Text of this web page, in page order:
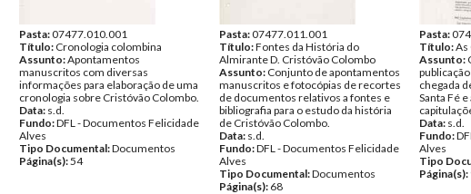
Pasta:07477.010.001
Título: Cronologia colombina
Assunto:Apontamentos
manuscritos com diversas
informações para elaboração de uma
cronologia sobre Cristóvão Colombo.
Data: s.d.
Fundo:DFL - Documentos Felicidade
Alves
Tipo Documental:Documentos
Página(s):54
Pasta:07477.011.001
Título:Fontes da História do
Almirante D. Cristóvão Colombo
Assunto: Conjunto de apontamentos
manuscritos e fotocópias de recortes
de documentos relativos a fontes e
bibliografia para o estudo da história
de Cristóvão Colombo.
Data: s.d.
Fundo:DFL - Documentos Felicidade
Alves
Tipo Documental:Documentos
Página(s): 68
Pasta:
Título:As
Assunto:
chegada
Santa Fé
Data: s.d.
Fundo:
Alves
Tipo
Página(s):